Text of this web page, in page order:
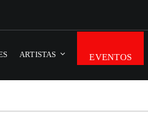
ARTISTAS EVENTOS